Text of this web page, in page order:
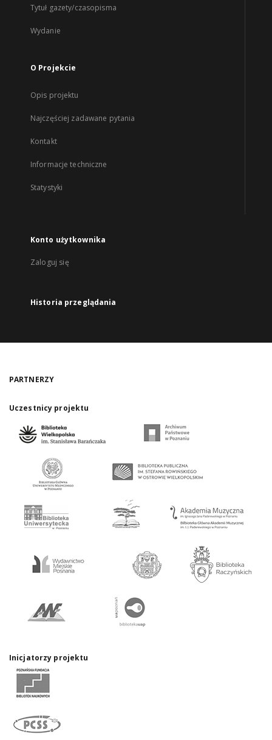
Tytuł gazety/czasopisma
Wydanie
O Projekcie
Opis projektu
Najczęściej zadawane pytania
Kontakt
Informacje techniczne
Statystyki
Konto użytkownika
Zaloguj się
Historia przeglądania
PARTNERZY
Uczestnicy projektu
Inicjatorzy projektu